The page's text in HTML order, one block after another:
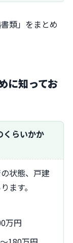
類」をまとめ
に知ってお
くらいかか
ます。
万円